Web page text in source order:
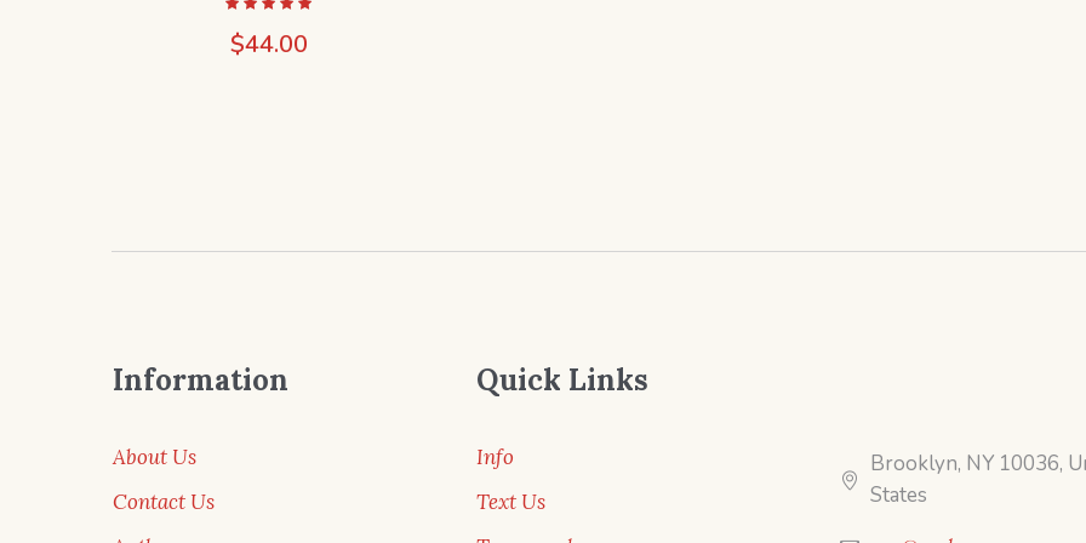
$44.00
Information
About Us
Contact Us
Quick Links
Info
Text Us
Brooklyn, NY 10036,
States